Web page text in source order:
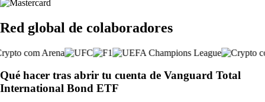
Red global de colaboradores
Qué hacer tras abrir tu cuenta de Vanguard Total
International Bond ETF